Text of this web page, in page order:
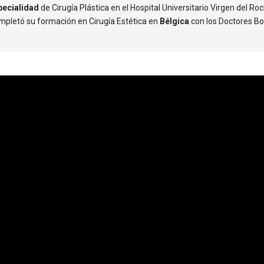
de Cirugía Plástica en el Hospital Universitario Virgen del
su formación en Cirugía Estética en Bélgica con los Doctores